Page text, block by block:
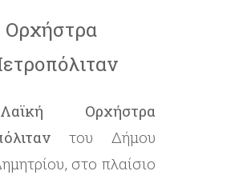
Ορχήστρα
Λαϊκή Ορχήστρα
του Δήμου
στο πλαίσιο